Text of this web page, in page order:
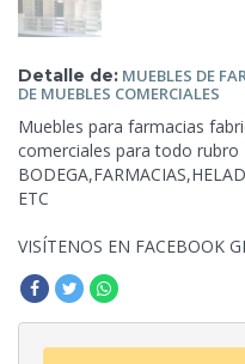
Detalle de: MUEBLES DE
DE MUEBLES COMERCIALES
Muebles para farmacias
comerciales para todo rubro
ETC
VISÍTENOS EN FACEBOOK